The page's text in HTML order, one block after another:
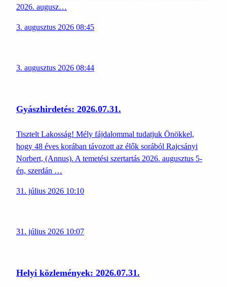
2026. augusz…
3. augusztus 2026 08:45
3. augusztus 2026 08:44
Gyászhirdetés: 2026.07.31.
Tisztelt Lakosság! Mély fájdalommal tudatjuk Önökkel,
hogy 48 éves korában távozott az élők sorából Rajcsányi
Norbert, (Annus). A temetési szertartás 2026. augusztus 5-
én, szerdán …
31. július 2026 10:10
31. július 2026 10:07
Helyi közlemények: 2026.07.31.